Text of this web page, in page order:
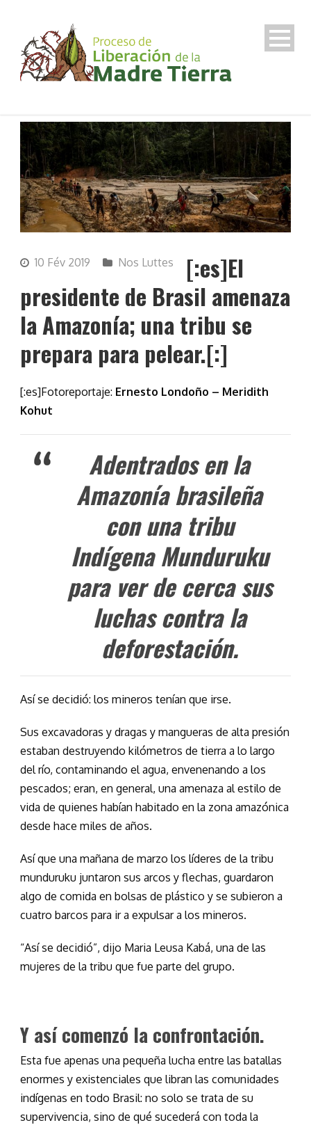
10 Fév 2019 Nos Luttes
[:es]El
presidente de Brasil amenaza
la Amazonía; una tribu se
prepara para pelear.[:]
[:es]Fotoreportaje: Ernesto Londoño – Meridith
Kohut
Adentrados en la
Amazonía brasileña
con una tribu
Indígena Munduruku
para ver de cerca sus
luchas contra la
deforestación.
Así se decidió: los mineros tenían que irse.
Sus excavadoras y dragas y mangueras de alta presión
estaban destruyendo kilómetros de tierra a lo largo
del río, contaminando el agua, envenenando a los
pescados; eran, en general, una amenaza al estilo de
vida de quienes habían habitado en la zona amazónica
desde hace miles de años.
Así que una mañana de marzo los líderes de la tribu
munduruku juntaron sus arcos y flechas, guardaron
algo de comida en bolsas de plástico y se subieron a
cuatro barcos para ir a expulsar a los mineros.
“Así se decidió”, dijo Maria Leusa Kabá, una de las
mujeres de la tribu que fue parte del grupo.
Y así comenzó la confrontación.
Esta fue apenas una pequeña lucha entre las batallas
enormes y existenciales que libran las comunidades
indígenas en todo Brasil: no solo se trata de su
supervivencia, sino de qué sucederá con toda la